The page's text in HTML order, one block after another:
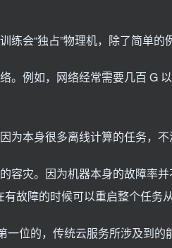
练会“独占”物理机，除了简单
。例如，网络经常需要几百 G
为本身很多离线计算的任务，不
容灾。因为机器本身的故障率
故障的时候可以重启整个任务
位的，传统云服务所涉及到的